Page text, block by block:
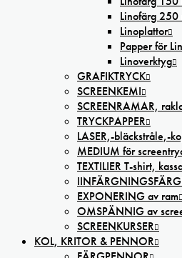
Linofärg 250
Linoplattor
Papper för
Linoverktyg
GRAFIKTRYCK
SCREENKEMI
SCREENRAMAR,
TRYCKPAPPER
LASER,-bläckstråle,-
MEDIUM för
TEXTILIER T-shirt,
EXPONERING av ram
OMSPÄNNIG av
SCREENKURSER
KOL, KRITOR & PENNOR